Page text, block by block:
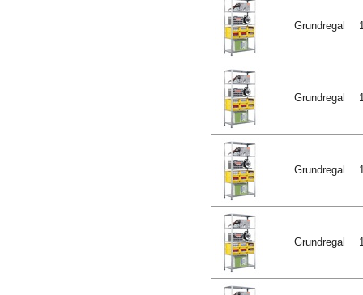
Grundregal
Grundregal
Grundregal
Grundregal